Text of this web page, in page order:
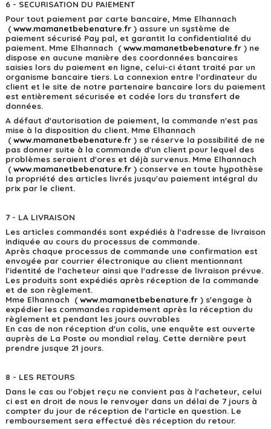
6 - SECURISATION DU PAIEMENT
Pour tout paiement par carte bancaire, Mme Elhannach
( www.mamanetbebenature.fr ) assure un système de
paiement sécurisé Pay pal, et garantit la confidentialité du
paiement. Mme Elhannach ( www.mamanetbebenature.fr ) ne
dispose en aucune manière des coordonnées bancaires
saisies lors du paiement en ligne, celui-ci étant traité par un
organisme bancaire tiers. La connexion entre l'ordinateur du
client et le site de notre partenaire bancaire lors du paiement
est entièrement sécurisée et codée lors du transfert de
données.
A défaut d'autorisation de paiement, la commande n'est pas
mise à la disposition du client. Mme Elhannach
( www.mamanetbebenature.fr ) se réserve la possibilité de ne
pas donner suite à la commande d'un client pour lequel des
problèmes seraient d'ores et déjà survenus. Mme Elhannach
( www.mamanetbebenature.fr ) conserve en toute hypothèse
la propriété des articles livrés jusqu'au paiement intégral du
prix par le client.
7 - LA LIVRAISON
Les articles commandés sont expédiés à l'adresse de livraison
indiquée au cours du processus de commande.
Après chaque processus de commande une confirmation est
envoyée par courrier électronique au client mentionnant
l'identité de l'acheteur ainsi que l'adresse de livraison prévue.
Les produits sont expédiés après réception de la commande
et de son règlement.
Mme Elhannach ( www.mamanetbebenature.fr ) s'engage à
expédier les commandes rapidement après la réception du
règlement et pendant les jours ouvrables
En cas de non réception d'un colis, une enquête est ouverte
auprès de La Poste ou mondial relay. Cette dernière peut
prendre jusque 21 jours.
8 - LES RETOURS
Dans le cas ou l'objet reçu ne convient pas à l'acheteur, celui
ci est en droit de nous le renvoyer dans un délai de 7 jours à
compter du jour de réception de l'article en question. Le
remboursement sera effectué dès réception du retour.